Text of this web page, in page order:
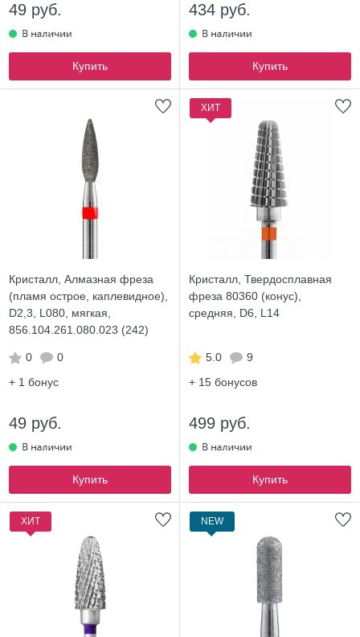
49 руб.
Купить
434 руб.
Купить
Кристалл, Алмазная фреза
(пламя острое, каплевидное),
D2,3, L080, мягкая,
856.104.261.080.023 (242)
0
0
+ 1 бонус
49 руб.
Купить
ХИТ
Кристалл, Твердосплавная
фреза 80360 (конус),
средняя, D6, L14
5.0
9
+ 15 бонусов
499 руб.
Купить
ХИТ NEW